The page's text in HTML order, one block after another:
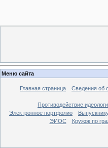
Меню сайта
Главная страница Сведения об
Противодействие
Электронное портфолио
ЭИОС
Кружок по